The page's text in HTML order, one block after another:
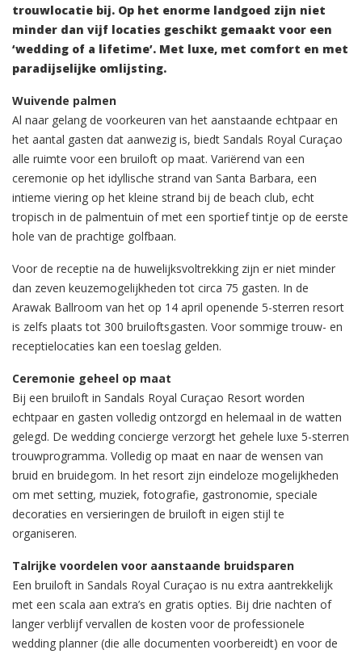
trouwlocatie bij. Op het enorme landgoed zijn niet
minder dan vijf locaties geschikt gemaakt voor een
‘wedding of a lifetime’. Met luxe, met comfort en met
paradijselijke omlijsting.
Wuivende palmen
Al naar gelang de voorkeuren van het aanstaande echtpaar en
het aantal gasten dat aanwezig is, biedt Sandals Royal Curaçao
alle ruimte voor een bruiloft op maat. Variërend van een
ceremonie op het idyllische strand van Santa Barbara, een
intieme viering op het kleine strand bij de beach club, echt
tropisch in de palmentuin of met een sportief tintje op de eerste
hole van de prachtige golfbaan.
Voor de receptie na de huwelijksvoltrekking zijn er niet minder
dan zeven keuzemogelijkheden tot circa 75 gasten. In de
Arawak Ballroom van het op 14 april openende 5-sterren resort
is zelfs plaats tot 300 bruiloftsgasten. Voor sommige trouw- en
receptielocaties kan een toeslag gelden.
Ceremonie geheel op maat
Bij een bruiloft in Sandals Royal Curaçao Resort worden
echtpaar en gasten volledig ontzorgd en helemaal in de watten
gelegd. De wedding concierge verzorgt het gehele luxe 5-sterren
trouwprogramma. Volledig op maat en naar de wensen van
bruid en bruidegom. In het resort zijn eindeloze mogelijkheden
om met setting, muziek, fotografie, gastronomie, speciale
decoraties en versieringen de bruiloft in eigen stijl te
organiseren.
Talrijke voordelen voor aanstaande bruidsparen
Een bruiloft in Sandals Royal Curaçao is nu extra aantrekkelijk
met een scala aan extra’s en gratis opties. Bij drie nachten of
langer verblijf vervallen de kosten voor de professionele
wedding planner (die alle documenten voorbereidt) en voor de